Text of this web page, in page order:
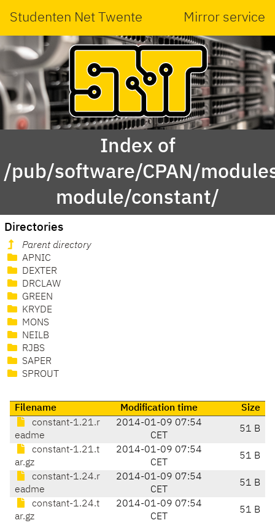
Studenten Net Twente Mirror service
Index of
/pub/software/CPAN/
module/constant/
Directories
Parent directory
APNIC
DEXTER
DRCLAW
GREEN
KRYDE
MONS
NEILB
RJBS
SAPER
SPROUT
Filename Modification time
Size
constant-1.21.r
eadme
2014-01-09 07:54
CET
51 B
constant-1.21.t
ar.gz
2014-01-09 07:54
CET
51 B
constant-1.24.r
eadme
2014-01-09 07:54
CET
51 B
constant-1.24.t
ar.gz
2014-01-09 07:54
CET
51 B